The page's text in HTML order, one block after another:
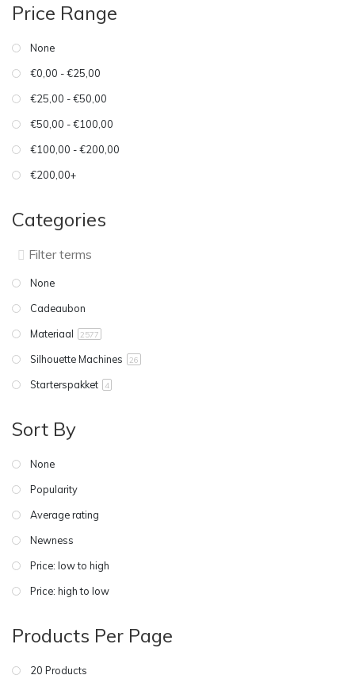
Price Range
None
€0,00 - €25,00
€25,00 - €50,00
€50,00 - €100,00
€100,00 - €200,00
€200,00+
Categories
None
Cadeaubon
Materiaal
2577
Silhouette Machines 26
Starterspakket 4
Sort By
None
Popularity
Average rating
Newness
Price: low to high
Price: high to low
Products Per Page
20 Products